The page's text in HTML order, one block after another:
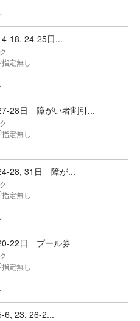
18, 24-25日...
指定無し
28日 障がい者割引...
指定無し
28, 31日 障が...
指定無し
22日 プール券
指定無し
6, 23, 26-2...